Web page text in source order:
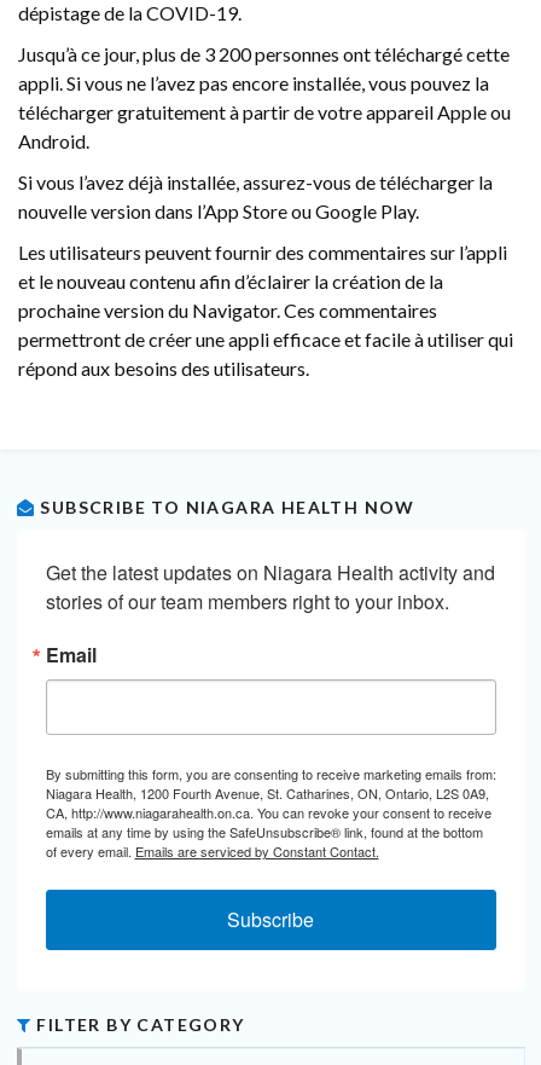
dépistage de la COVID-19.
Jusqu’à ce jour, plus de 3 200 personnes ont téléchargé cette
appli. Si vous ne l’avez pas encore installée, vous pouvez la
télécharger gratuitement à partir de votre appareil Apple ou
Android.
Si vous l’avez déjà installée, assurez-vous de télécharger la
nouvelle version dans l’App Store ou Google Play.
Les utilisateurs peuvent fournir des commentaires sur l’appli
et le nouveau contenu afin d’éclairer la création de la
prochaine version du Navigator. Ces commentaires
permettront de créer une appli efficace et facile à utiliser qui
répond aux besoins des utilisateurs.
SUBSCRIBE TO NIAGARA HEALTH NOW
Get the latest updates on Niagara Health activity and
stories of our team members right to your inbox.
Email
By submitting this form, you are consenting to receive marketing emails from:
Niagara Health, 1200 Fourth Avenue, St. Catharines, ON, Ontario, L2S 0A9,
CA, http://www.niagarahealth.on.ca. You can revoke your consent to receive
emails at any time by using the SafeUnsubscribe® link, found at the bottom
of every email. Emails are serviced by Constant Contact.
Subscribe
FILTER BY CATEGORY